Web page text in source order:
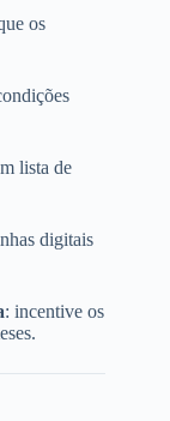
os
lista de
digitais
: incentive os